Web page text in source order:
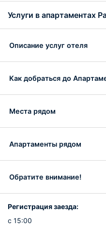
Услуги в апартаментах
Описание услуг отеля
Как добраться до
Места рядом
Апартаменты рядом
Обратите внимание!
Регистрация заезда:
с 15:00